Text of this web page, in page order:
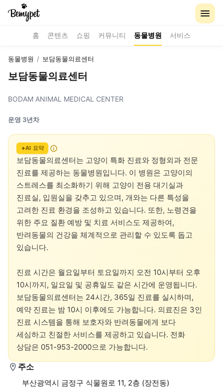
홈 콘텐츠 쇼핑 커뮤니티 동물병원 서비스
동물병원 / 보담동물의료센터
보담동물의료센터
BODAM ANIMAL MEDICAL CENTER
운영 3년차
AI 요약
보담동물의료센터는 고양이 특화 진료와 정형외과 전문
진료를 제공하는 동물병원입니다. 이 병원은 고양이의
스트레스를 최소화하기 위해 고양이 전용 대기실과
진료실, 입원실을 갖추고 있으며, 개와는 다른 특성을
고려한 진료 환경을 조성하고 있습니다. 또한, 노령견을
위한 주요 질환 예방 및 치료 서비스도 제공하여,
반려동물의 건강을 체계적으로 관리할 수 있도록 돕고
있습니다.
진료 시간은 월요일부터 토요일까지 오전 10시부터 오후
10시까지, 일요일 및 공휴일도 같은 시간에 운영됩니다.
보담동물의료센터는 24시간, 365일 진료를 실시하며,
예약 진료는 밤 10시 이후에도 가능합니다. 의료진은 3인
진료 시스템을 통해 보호자와 반려동물에게 보다
세심하고 친절한 서비스를 제공하고 있습니다. 전화
상담은 051-953-2000으로 가능합니다.
주소
부산광역시 금정구 식물원로 11, 2층 (장전동)